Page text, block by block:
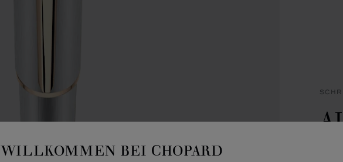
WILLKOMMEN BEI CHOPARD